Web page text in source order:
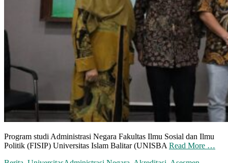
Program studi Administrasi Negara Fakultas Ilmu Sosial dan Ilmu
Politik (FISIP) Universitas Islam Balitar (UNISBA Read More …